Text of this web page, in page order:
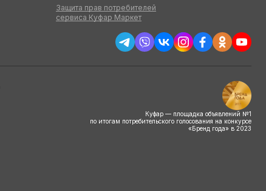
Защита прав потребителей
сервиса Куфар Маркет
Куфар — площадка объявлений №1
по итогам потребительского голосования на конкурсе
«Бренд года» в 2023